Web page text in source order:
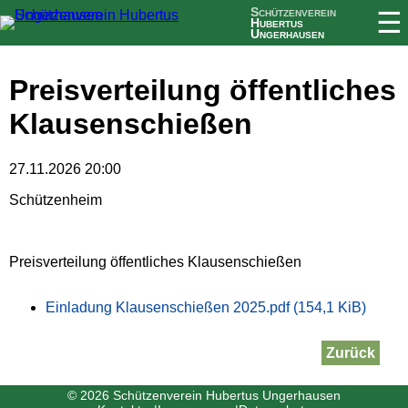
Schützenverein
Hubertus
Ungerhausen ☰
Preisverteilung öffentliches
Klausenschießen
27.11.2026 20:00
Schützenheim
Preisverteilung öffentliches Klausenschießen
Einladung Klausenschießen 2025.pdf (154,1 KiB)
Zurück
© 2026 Schützenverein Hubertus Ungerhausen